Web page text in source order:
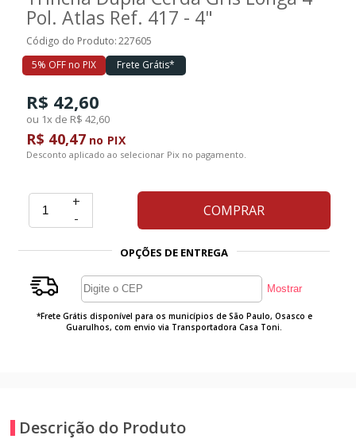
Marcas
PROMOÇÃO
Pol. Atlas Ref. 417 - 4"
Código do Produto: 227605
5% OFF no PIX
Frete Grátis*
R$ 42,60
ou 1x de R$ 42,60
R$ 40,47no PIX
Desconto aplicado ao selecionar Pix no pagamento.
+
-
COMPRAR
OPÇÕES DE ENTREGA
*Frete Grátis disponível para os municípios de São Paulo, Osasco e
Guarulhos, com envio via Transportadora Casa Toni.
Descrição do Produto